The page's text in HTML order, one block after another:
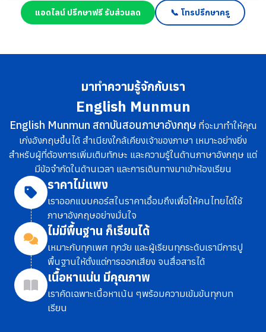
แอดไลน์ ปรึกษาฟรี รับส่วนลด 📞 โทรปรึกษาครู
มาทำความรู้จักกับเรา
English Munmun
English Munmun สถาบันสอนภาษาอังกฤษ ที่จะมาทำให้คุณ
เก่งอังกฤษขึ้นได้ สำเนียงใกล้เคียงเจ้าของภาษา เหมาะอย่างยิ่ง
สำหรับผู้ที่ต้องการเพิ่มเติมทักษะ และความรู้ในด้านภาษาอังกฤษ แต่
มีข้อจำกัดในด้านเวลา และการเดินทางมาเข้าห้องเรียน
ราคาไม่แพง
เราออกแบบคอร์สในราคาเอื้อมถึงเพื่อให้คนไทยได้ใช้
ภาษาอังกฤษอย่างมั่นใจ
ไม่มีพื้นฐาน ก็เรียนได้
เหมาะกับทุกเพศ ทุกวัย และผู้เรียนทุกระดับเรามีการปู
พื้นฐานให้ตั้งแต่การออกเสียง จนสื่อสารได้
เนื้อหาแน่น มีคุณภาพ
เราคัดเฉพาะเนื้อหาเน้น ๆพร้อมความเข้มข้นทุกบท
เรียน